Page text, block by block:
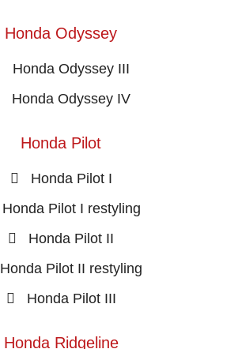
Honda Odyssey
Honda Odyssey III
Honda Odyssey IV
Honda Pilot
Honda Pilot I
Honda Pilot I restyling
Honda Pilot II
Honda Pilot II restyling
Honda Pilot III
Honda Ridgeline